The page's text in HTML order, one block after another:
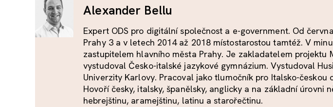
Alexander Bellu
Expert ODS pro digitální společnost a e-government. Od
Prahy 3 a v letech 2014 až 2018 místostarostou tamtéž. V
zastupitelem hlavního města Prahy. Je zakladatelem projektu
vystudoval Česko-italské jazykové gymnázium. Vystudoval
Univerzity Karlovy. Pracoval jako tlumočník pro Italsko-českou
Hovoří česky, italsky, španělsky, anglicky a na základní úrovni
hebrejštinu, aramejštinu, latinu a starořečtinu.